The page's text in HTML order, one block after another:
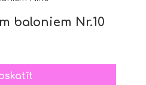
baloniem Nr.10